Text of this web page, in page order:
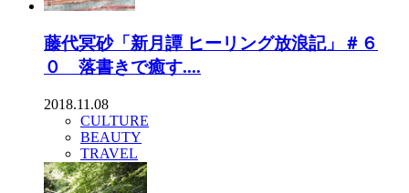
藤代冥砂「新月譚 ヒーリング放浪記」＃６
０ 落書きで癒す....
2018.11.08
CULTURE
BEAUTY
TRAVEL